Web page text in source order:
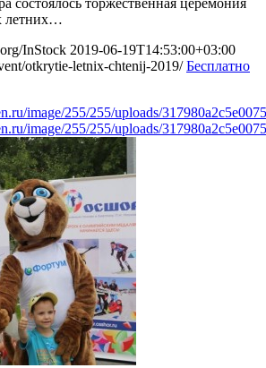
состоялось торжественная церемония
летних…
InStock 2019-06-19T14:53:00+03:00
otkrytie-letnix-chtenij-2019/ Бесплатно
image/255/255/uploads/
image/255/255/uploads/